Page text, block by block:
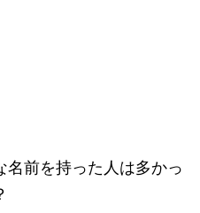
名前を持った人は多かっ